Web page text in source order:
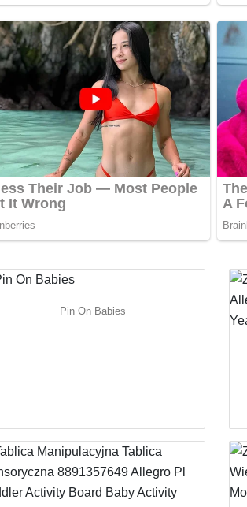
Pin On Babies